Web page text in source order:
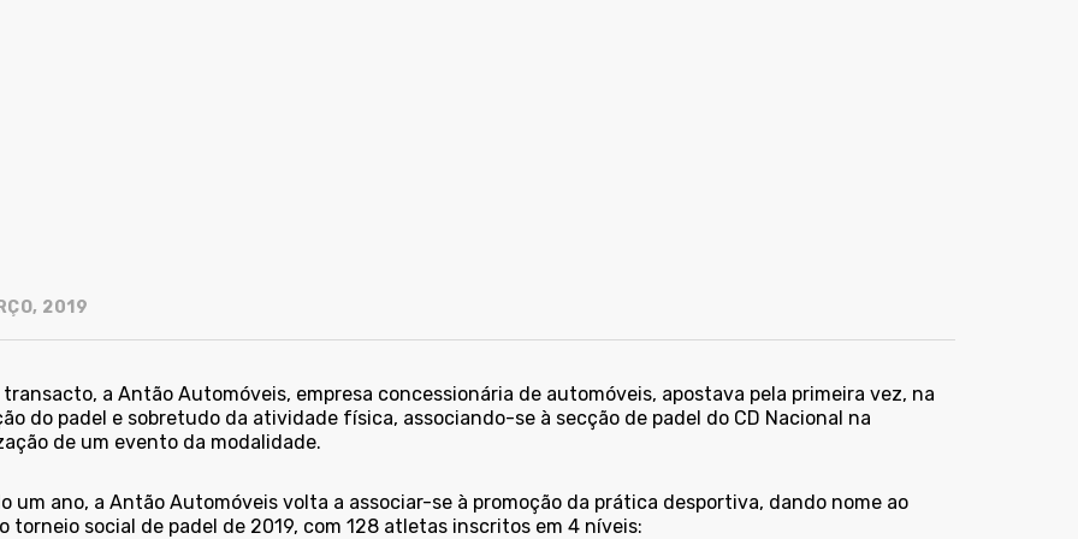
2019
transacto, a Antão Automóveis, empresa concessionária de automóveis, apostava pela primeira vez, na
do padel e sobretudo da atividade física, associando-se à secção de padel do CD Nacional na
de um evento da modalidade.
um ano, a Antão Automóveis volta a associar-se à promoção da prática desportiva, dando nome ao
torneio social de padel de 2019, com 128 atletas inscritos em 4 níveis: